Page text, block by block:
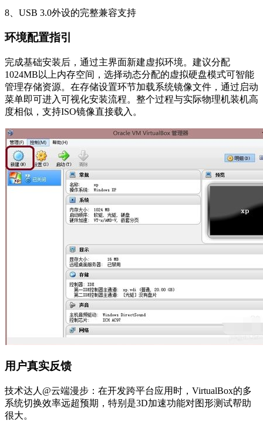
8、USB 3.0外设的完整兼容支持
环境配置指引
完成基础安装后，通过主界面新建虚拟环境。建议分配
1024MB以上内存空间，选择动态分配的虚拟硬盘模式可智能
管理存储资源。在存储设置环节加载系统镜像文件，通过启动
菜单即可进入可视化安装流程。整个过程与实际物理机装机高
度相似，支持ISO镜像直接载入。
用户真实反馈
技术达人@云端漫步：在开发跨平台应用时，VirtualBox的多
系统切换效率远超预期，特别是3D加速功能对图形测试帮助
很大。